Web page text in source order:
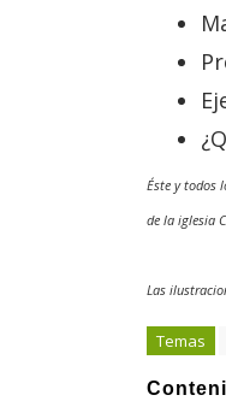
Éste y todos
de la iglesia
Las
Temas